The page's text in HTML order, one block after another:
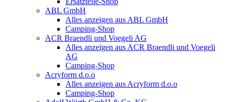
ABL GmbH
Alles anzeigen aus ABL GmbH
Camping-Shop
ACR Braendli und Voegeli AG
Alles anzeigen aus ACR Braendli und Voegeli
AG
Camping-Shop
Acryform d.o.o
Alles anzeigen aus Acryform d.o.o
Camping-Shop